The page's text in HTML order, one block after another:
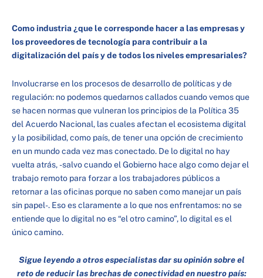
Como industria ¿que le corresponde hacer a las empresas y
los proveedores de tecnología para contribuir a la
digitalización del país y de todos los niveles empresariales?
Involucrarse en los procesos de desarrollo de políticas y de
regulación: no podemos quedarnos callados cuando vemos que
se hacen normas que vulneran los principios de la Política 35
del Acuerdo Nacional, las cuales afectan el ecosistema digital
y la posibilidad, como país, de tener una opción de crecimiento
en un mundo cada vez mas conectado. De lo digital no hay
vuelta atrás, -salvo cuando el Gobierno hace algo como dejar el
trabajo remoto para forzar a los trabajadores públicos a
retornar a las oficinas porque no saben como manejar un país
sin papel-. Eso es claramente a lo que nos enfrentamos: no se
entiende que lo digital no es “el otro camino”, lo digital es el
único camino.
Sigue leyendo a otros especialistas dar su opinión sobre el
reto de reducir las brechas de conectividad en nuestro país: